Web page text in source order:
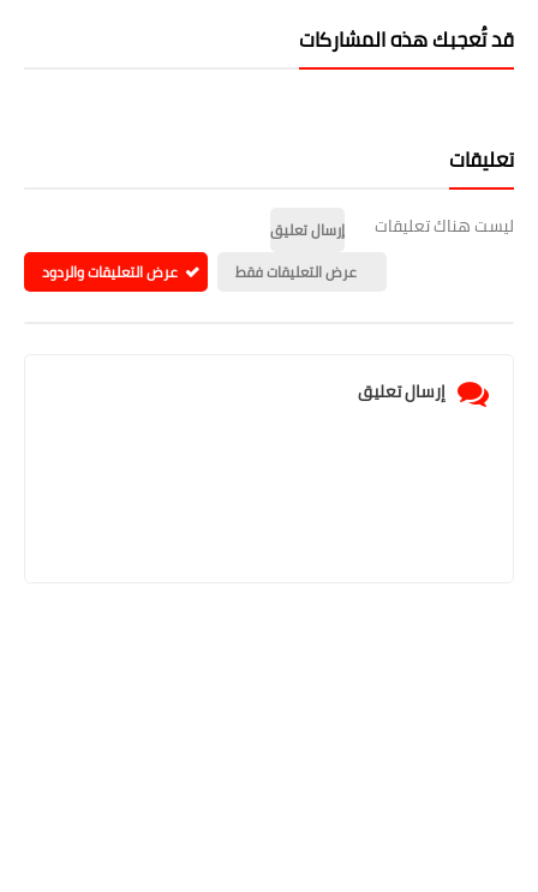
قد تُعجبك هذه المشاركات
تعليقات
ليست هناك تعليقات
إرسال تعليق
عرض التعليقات فقط
عرض التعليقات والردود
إرسال تعليق